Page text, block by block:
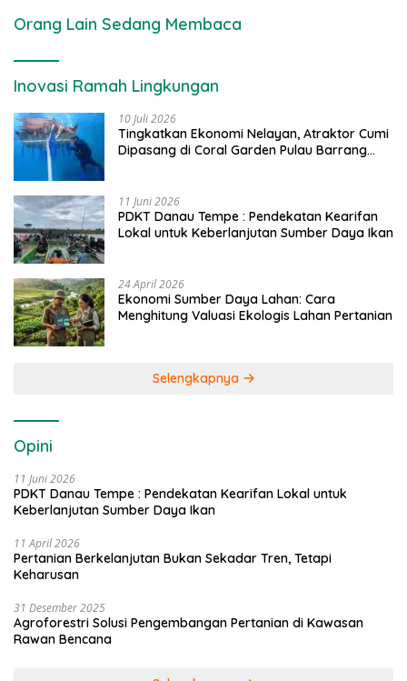
Orang Lain Sedang Membaca
Inovasi Ramah Lingkungan
10 Juli 2026
Tingkatkan Ekonomi Nelayan, Atraktor Cumi
Dipasang di Coral Garden Pulau Barrang
11 Juni 2026
PDKT Danau Tempe : Pendekatan Kearifan
Lokal untuk Keberlanjutan Sumber Daya Ikan
24 April 2026
Ekonomi Sumber Daya Lahan: Cara
Menghitung Valuasi Ekologis Lahan Pertanian
Selengkapnya
Opini
11 Juni 2026
PDKT Danau Tempe : Pendekatan Kearifan Lokal untuk
Keberlanjutan Sumber Daya Ikan
11 April 2026
Pertanian Berkelanjutan Bukan Sekadar Tren, Tetapi
Keharusan
31 Desember 2025
Agroforestri Solusi Pengembangan Pertanian di Kawasan
Rawan Bencana